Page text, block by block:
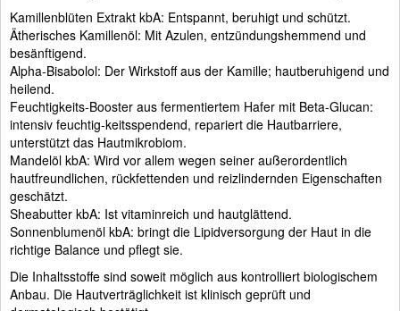
Kamillenblüten Extrakt kbA: Entspannt, beruhigt und schützt.
Ätherisches Kamillenöl: Mit Azulen, entzündungshemmend und
besänftigend.
Alpha-Bisabolol: Der Wirkstoff aus der Kamille; hautberuhigend und
heilend.
Feuchtigkeits-Booster aus fermentiertem Hafer mit Beta-Glucan:
intensiv feuchtig-keitsspendend, repariert die Hautbarriere,
unterstützt das Hautmikrobiom.
Mandelöl kbA: Wird vor allem wegen seiner außerordentlich
hautfreundlichen, rückfettenden und reizlindernden Eigenschaften
geschätzt.
Sheabutter kbA: Ist vitaminreich und hautglättend.
Sonnenblumenöl kbA: bringt die Lipidversorgung der Haut in die
richtige Balance und pflegt sie.
Die Inhaltsstoffe sind soweit möglich aus kontrolliert biologischem
Anbau. Die Hautverträglichkeit ist klinisch geprüft und